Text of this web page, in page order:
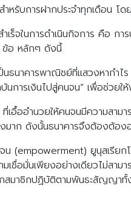
หรับการฝากประจำทุกเดือน โ
ำเร็จในการดำเนินกิจการ คื
ข้อ หลักๆ ดังนี้
นธนาคารพาณิชย์ที่แสวงหากำ
การเงินไปสู่คนจน” เพื่อช่วย
เอื้ออำนวยให้คนจนมีความสา
มาก ดังนั้นธนาคารจึงต้องต้
น (empowerment) ยูนุสเรีย
ชื่อมั่นเพียงอย่างเดียวไม่สาม
มาชิกปฏิบัติตามพันธะสัญญาทั้